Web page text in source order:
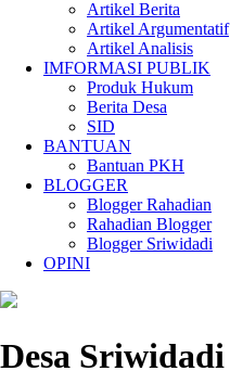
Artikel Berita
Artikel Argumentatif
Artikel Analisis
IMFORMASI PUBLIK
Produk Hukum
Berita Desa
SID
BANTUAN
Bantuan PKH
BLOGGER
Blogger Rahadian
Rahadian Blogger
Blogger Sriwidadi
OPINI
Desa Sriwidadi